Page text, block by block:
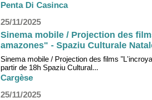
Penta Di Casinca
25/11/2025
Sinema mobile / Projection des
amazones" - Spaziu Culturale
Sinema mobile / Projection des films
partir de 18h Spaziu Cultural...
Cargèse
25/11/2025